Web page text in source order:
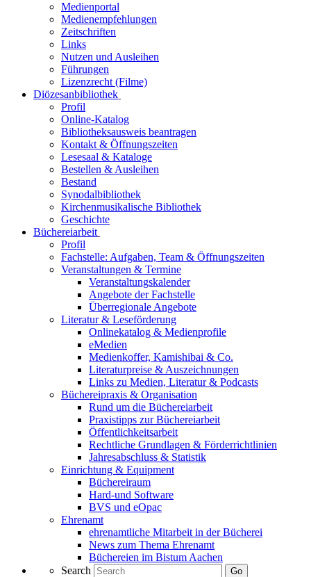
Medienportal
Medienempfehlungen
Zeitschriften
Links
Nutzen und Ausleihen
Führungen
Lizenzrecht (Filme)
Diözesanbibliothek
Profil
Online-Katalog
Bibliotheksausweis beantragen
Kontakt & Öffnungszeiten
Lesesaal & Kataloge
Bestellen & Ausleihen
Bestand
Synodalbibliothek
Kirchenmusikalische Bibliothek
Geschichte
Büchereiarbeit
Profil
Fachstelle: Aufgaben, Team & Öffnungszeiten
Veranstaltungen & Termine
Veranstaltungskalender
Angebote der Fachstelle
Überregionale Angebote
Literatur & Leseförderung
Onlinekatalog & Medienprofile
eMedien
Medienkoffer, Kamishibai & Co.
Literaturpreise & Auszeichnungen
Links zu Medien, Literatur & Podcasts
Büchereipraxis & Organisation
Rund um die Büchereiarbeit
Praxistipps zur Büchereiarbeit
Öffentlichkeitsarbeit
Rechtliche Grundlagen & Förderrichtlinien
Jahresabschluss & Statistik
Einrichtung & Equipment
Büchereiraum
Hard-und Software
BVS und eOpac
Ehrenamt
ehrenamtliche Mitarbeit in der Bücherei
News zum Thema Ehrenamt
Büchereien im Bistum Aachen
Search
Go